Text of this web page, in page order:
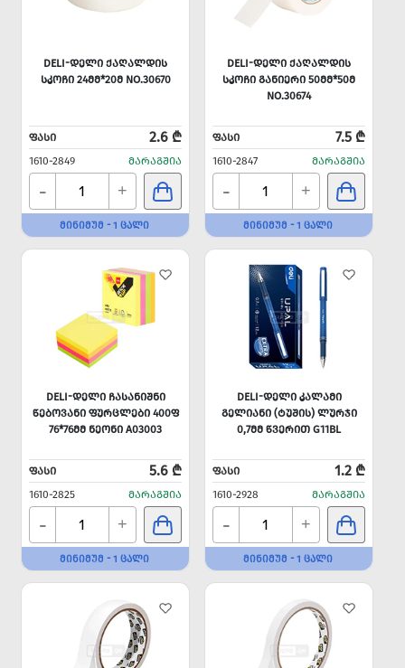
DELI-ᲓᲔᲚᲘ ᲥᲐᲦᲐᲚᲓᲘᲡ
ᲡᲙᲝᲩᲘ 24ᲛᲛ*20Მ NO.30670
ᲤᲐᲡᲘ 2.6 ₾
1610-2849 ᲛᲐᲠᲐᲒᲨᲘᲐ
- +
ᲛᲘᲜᲘᲛᲣᲛ - 1 ᲪᲐᲚᲘ
DELI-ᲓᲔᲚᲘ ᲥᲐᲦᲐᲚᲓᲘᲡ
ᲡᲙᲝᲩᲘ ᲒᲐᲜᲘᲔᲠᲘ 50ᲛᲛ*50Მ
NO.30674
ᲤᲐᲡᲘ 7.5 ₾
1610-2847 ᲛᲐᲠᲐᲒᲨᲘᲐ
- +
ᲛᲘᲜᲘᲛᲣᲛ - 1 ᲪᲐᲚᲘ
DELI-ᲓᲔᲚᲘ ᲩᲐᲡᲐᲜᲘᲨᲜᲘ
ᲬᲔᲑᲝᲕᲐᲜᲘ ᲤᲣᲠᲪᲚᲔᲑᲘ 400Ფ
76*76ᲛᲛ ᲜᲔᲝᲜᲘ A03003
ᲤᲐᲡᲘ 5.6 ₾
1610-2825 ᲛᲐᲠᲐᲒᲨᲘᲐ
- +
ᲛᲘᲜᲘᲛᲣᲛ - 1 ᲪᲐᲚᲘ
DELI-ᲓᲔᲚᲘ ᲙᲐᲚᲐᲛᲘ
ᲒᲔᲚᲘᲐᲜᲘ (ᲢᲣᲨᲘᲡ) ᲚᲣᲠᲯᲘ
0,7ᲛᲛ ᲬᲕᲔᲠᲘᲗ G11BL
ᲤᲐᲡᲘ 1.2 ₾
1610-2928 ᲛᲐᲠᲐᲒᲨᲘᲐ
- +
ᲛᲘᲜᲘᲛᲣᲛ - 1 ᲪᲐᲚᲘ